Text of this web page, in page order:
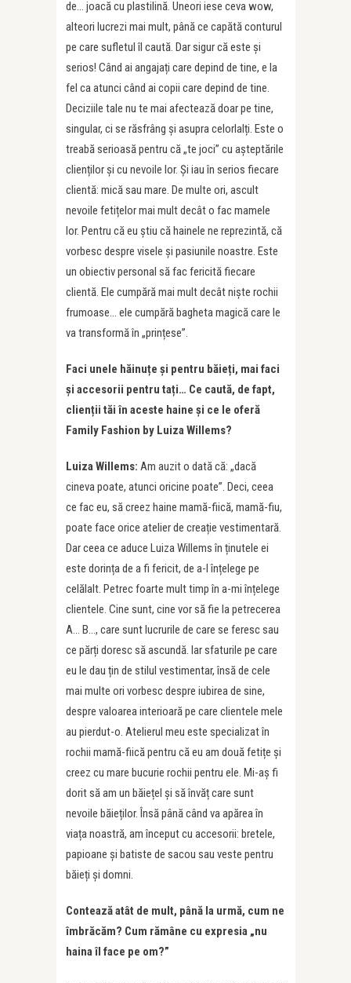
de… joacă cu plastilină. Uneori iese ceva wow,
alteori lucrezi mai mult, până ce capătă conturul
pe care sufletul îl caută. Dar sigur că este și
serios! Când ai angajați care depind de tine, e la
fel ca atunci când ai copii care depind de tine.
Deciziile tale nu te mai afectează doar pe tine,
singular, ci se răsfrâng și asupra celorlalți. Este o
treabă serioasă pentru că „te joci” cu așteptările
clienților și cu nevoile lor. Și iau în serios fiecare
clientă: mică sau mare. De multe ori, ascult
nevoile fetițelor mai mult decât o fac mamele
lor. Pentru că eu știu că hainele ne reprezintă, că
vorbesc despre visele și pasiunile noastre. Este
un obiectiv personal să fac fericită fiecare
clientă. Ele cumpără mai mult decât niște rochii
frumoase… ele cumpără bagheta magică care le
va transformă în „prințese”.
Faci unele hăinuțe și pentru băieți, mai faci
și accesorii pentru tați… Ce caută, de fapt,
clienții tăi în aceste haine și ce le oferă
Family Fashion by Luiza Willems?
Luiza Willems: Am auzit o dată că: „dacă
cineva poate, atunci oricine poate”. Deci, ceea
ce fac eu, să creez haine mamă-fiică, mamă-fiu,
poate face orice atelier de creație vestimentară.
Dar ceea ce aduce Luiza Willems în ținutele ei
este dorința de a fi fericit, de a-l înțelege pe
celălalt. Petrec foarte mult timp în a-mi înțelege
clientele. Cine sunt, cine vor să fie la petrecerea
A… B…, care sunt lucrurile de care se feresc sau
ce părți doresc să ascundă. Iar sfaturile pe care
eu le dau țin de stilul vestimentar, însă de cele
mai multe ori vorbesc despre iubirea de sine,
despre valoarea interioară pe care clientele mele
au pierdut-o. Atelierul meu este specializat în
rochii mamă-fiică pentru că eu am două fetițe și
creez cu mare bucurie rochii pentru ele. Mi-aș fi
dorit să am un băiețel și să învăț care sunt
nevoile băieților. Însă până când va apărea în
viața noastră, am început cu accesorii: bretele,
papioane și batiste de sacou sau veste pentru
băieți și domni.
Contează atât de mult, până la urmă, cum ne
îmbrăcăm? Cum rămâne cu expresia „nu
haina îl face pe om?”